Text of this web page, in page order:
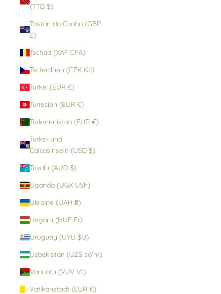
(TTD $)
Tristan da Cunha (GBP
£)
Tschad (XAF CFA)
Tschechien (CZK Kč)
Türkei (EUR €)
Tunesien (EUR €)
Turkmenistan (EUR €)
Turks- und
Caicosinseln (USD $)
Tuvalu (AUD $)
Uganda (UGX USh)
Ukraine (UAH ₴)
Ungarn (HUF Ft)
Uruguay (UYU $U)
Usbekistan (UZS so'm)
Vanuatu (VUV Vt)
Vatikanstadt (EUR €)